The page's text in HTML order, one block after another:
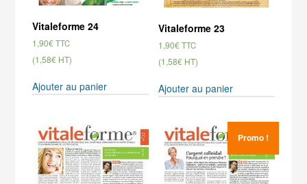
Vitaleforme 24
1,90€ TTC
(1,58€ HT)
Ajouter au panier
Vitaleforme 23
1,90€TTC
(1,58€ HT)
Ajouter au panier
Promo !